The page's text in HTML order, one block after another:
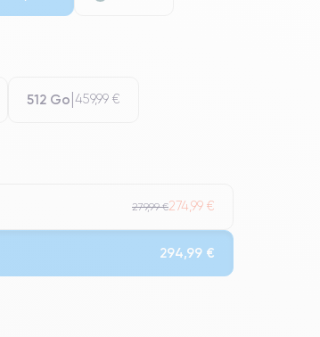
512 Go 459,99 €
279,99 €274,99 €
294,99 €